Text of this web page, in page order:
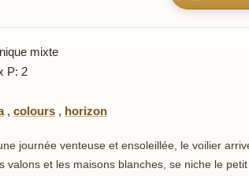
mixte
P: 2
, colours , horizon
journée venteuse et ensoleillée, le voilier
valons et les maisons blanches, se niche le